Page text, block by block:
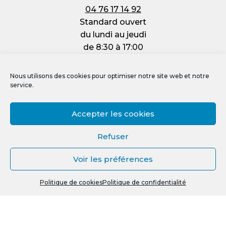
Nous utilisons des cookies pour optimiser notre site web et notre
service.
Accepter les cookies
Refuser
Voir les préférences
Politique de cookiesPolitique de confidentialité
04 76 17 14 92
Standard ouvert
du lundi au jeudi
de 8:30 à 17:00
de 8:30 à 12:00
Mentions légales
Politique de cookies (UE)
Crédit photos, vidéos et illustrations
Recherche
0